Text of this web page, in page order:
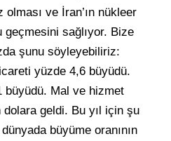
ve İran’ın nükleer
geçmesini sağlıyor. Bize
şunu söyleyebiliriz:
yüzde 4,6 büyüdü.
büyüdü. Mal ve hizmet
geldi. Bu yıl için şu
büyüme oranının